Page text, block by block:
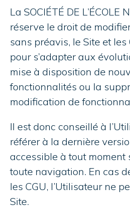
La SOCIÉTÉ DE L’ÉCOLE
réserve le droit de
sans préavis, le Site et
pour s’adapter aux
mise à disposition de
fonctionnalités ou la
modification de
Il est donc conseillé à
référer à la dernière
accessible à tout moment
toute navigation. En cas
les CGU, l’Utilisateur ne
Site.